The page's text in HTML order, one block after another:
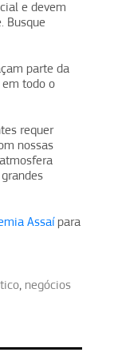
e devem
Busque
parte da
todo o
requer
nossas
Assaípara
, negócios